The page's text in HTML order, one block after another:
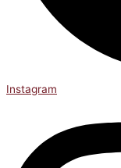
Instagram